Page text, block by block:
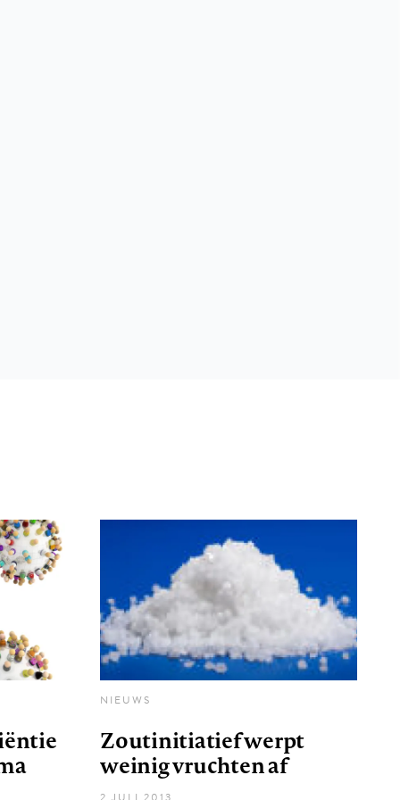
NIEUWS
Zoutinitiatief werpt
weinig vruchten af